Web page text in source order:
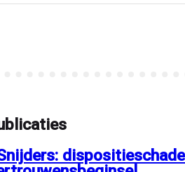
dispositieschade